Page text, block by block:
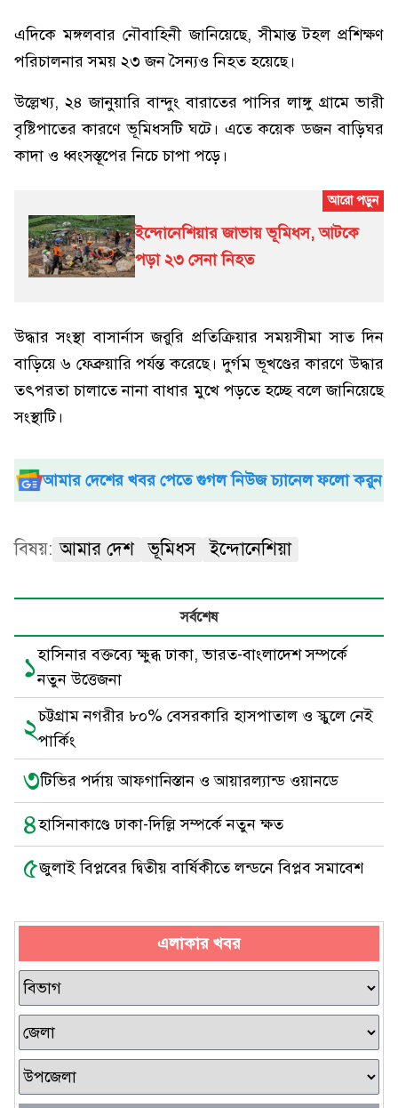
এদিকে মঙ্গলবার নৌবাহিনী জানিয়েছে, সীমান্ত টহল প্রশিক্ষণ
পরিচালনার সময় ২৩ জন সৈন্যও নিহত হয়েছে।
উল্লেখ্য, ২৪ জানুয়ারি বান্দুং বারাতের পাসির লাঙ্গু গ্রামে ভারী
বৃষ্টিপাতের কারণে ভূমিধসটি ঘটে। এতে কয়েক ডজন বাড়িঘর
কাদা ও ধ্বংসস্তূপের নিচে চাপা পড়ে।
ইন্দোনেশিয়ার জাভায় ভূমিধস, আটকে
পড়া ২৩ সেনা নিহত
উদ্ধার সংস্থা বাসার্নাস জরুরি প্রতিক্রিয়ার সময়সীমা সাত দিন
বাড়িয়ে ৬ ফেব্রুয়ারি পর্যন্ত করেছে। দুর্গম ভূখণ্ডের কারণে উদ্ধার
তৎপরতা চালাতে নানা বাধার মুখে পড়তে হচ্ছে বলে জানিয়েছে
সংস্থাটি।
আমার দেশের খবর পেতে গুগল নিউজ চ্যানেল ফলো করুন
বিষয়: আমার দেশ ভূমিধস ইন্দোনেশিয়া
সর্বশেষ
১হাসিনার বক্তব্যে ক্ষুব্ধ ঢাকা, ভারত-বাংলাদেশ সম্পর্কে
নতুন উত্তেজনা
২চট্টগ্রাম নগরীর ৮০% বেসরকারি হাসপাতাল ও স্কুলে নেই
পার্কিং
৩টিভির পর্দায় আফগানিস্তান ও আয়ারল্যান্ড ওয়ানডে
৪হাসিনাকাণ্ডে ঢাকা-দিল্লি সম্পর্কে নতুন ক্ষত
৫জুলাই বিপ্লবের দ্বিতীয় বার্ষিকীতে লন্ডনে বিপ্লব সমাবেশ
এলাকার খবর